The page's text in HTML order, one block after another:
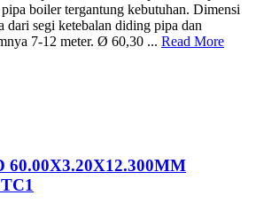
boiler tergantung kebutuhan. Dimensi
dari segi ketebalan diding pipa dan
7-12 meter. Ø 60,30 ... Read More
60.00X3.20X12.300MM